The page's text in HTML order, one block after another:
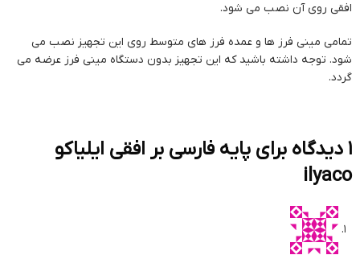
افقی روی آن نصب می شود.
تمامی مینی فرز ها و عمده فرز های متوسط روی این تجهیز نصب می
شود. توجه داشته باشید که این تجهیز بدون دستگاه مینی فرز عرضه می
گردد.
1 دیدگاه برای
پایه فارسی بر افقی ایلیاکو
ilyaco